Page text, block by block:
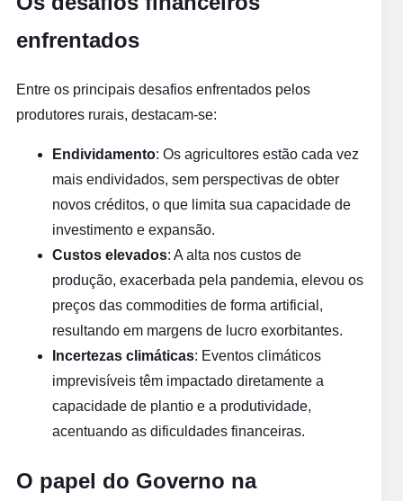
enfrentados
Entre os principais desafios enfrentados pelos
produtores rurais, destacam-se:
Endividamento: Os agricultores estão cada vez
mais endividados, sem perspectivas de obter
novos créditos, o que limita sua capacidade de
investimento e expansão.
Custos elevados: A alta nos custos de
produção, exacerbada pela pandemia, elevou os
preços das commodities de forma artificial,
resultando em margens de lucro exorbitantes.
Incertezas climáticas: Eventos climáticos
imprevisíveis têm impactado diretamente a
capacidade de plantio e a produtividade,
acentuando as dificuldades financeiras.
O papel do Governo na